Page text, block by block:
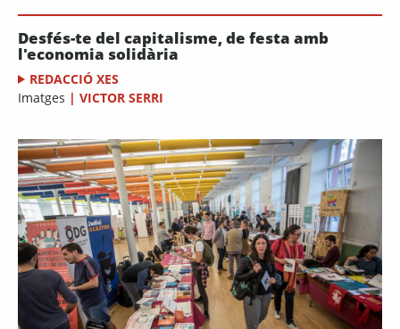
Desfés-te del capitalisme, de festa amb
l'economia solidària
REDACCIÓ XES
Imatges | VICTOR SERRI